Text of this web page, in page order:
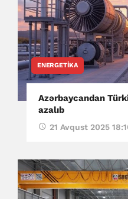
ENERGETIKA
Azərbaycandan
azalıb
21 Avqust 2025